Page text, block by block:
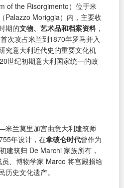
of the Risorgimento）位于米
（Palazzo Moriggia）内，主要收
期的文物、艺术品和档案资料 ，
次攻占米兰到1870年罗马并入
究意大利近代史的重要文化机
世纪初期意大利国家统一的政
兰莫里加宫由意大利建筑师
年设计，在拿破仑时代曾作为
建筑归 De Marchi 家族所有，
、博物学家 Marco 将宫殿捐给
史文化遗产。